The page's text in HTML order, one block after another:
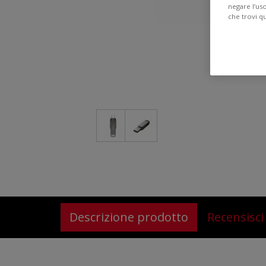
Descrizione prodotto Recensisci
negare
che trovi